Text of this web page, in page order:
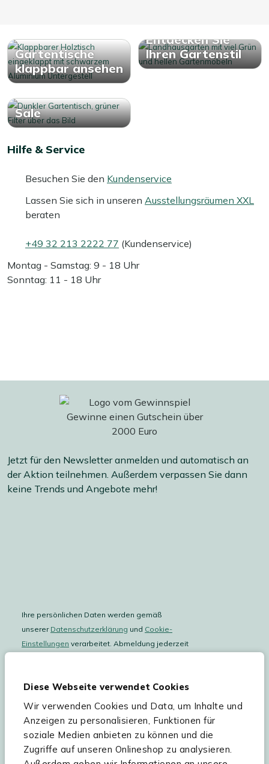
Diese Webseite verwendet Cookies
Wir verwenden Cookies und Data, um Inhalte und
Anzeigen zu personalisieren, Funktionen für
soziale Medien anbieten zu können und die
Zugriffe auf unseren Onlineshop zu analysieren.
Gartentische
klappbar ansehen
Entdecken Sie
Ihren Gartenstil
Sale
Hilfe & Service
Besuchen Sie den Kundenservice
Lassen Sie sich in unseren Ausstellungsräumen XXL
beraten
+49 32 213 2222 77 (Kundenservice)
Montag - Samstag: 9 - 18 Uhr
Sonntag: 11 - 18 Uhr
Jetzt für den Newsletter anmelden und automatisch an
der Aktion teilnehmen. Außerdem verpassen Sie dann
keine Trends und Angebote mehr!
Ihre persönlichen Daten werden gemäß
unserer Datenschutzerklärung und Cookie-
Einstellungen verarbeitet. Abmeldung jederzeit
Hilfe & Service
Sortiment